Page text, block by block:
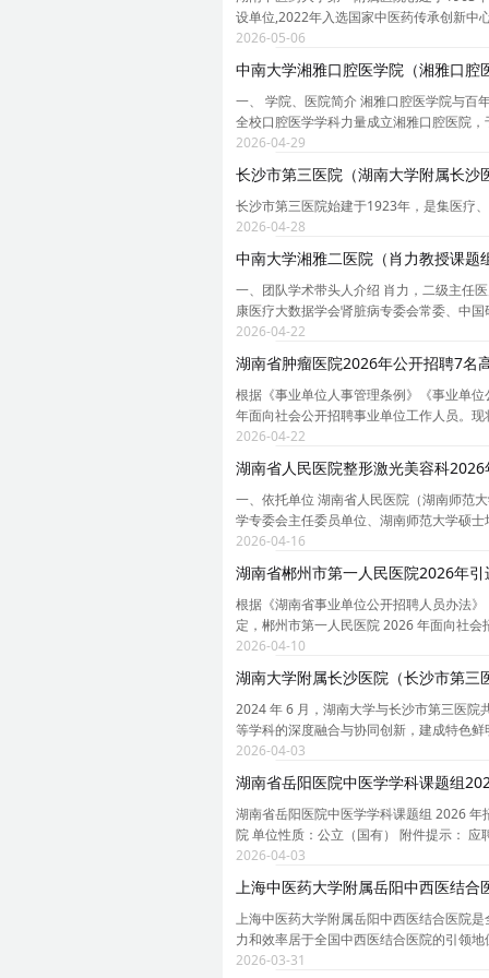
设单位,2022年入选国家中医药传承创新中
2026-05-06
中南大学湘雅口腔医学院（湘雅口腔
一、 学院、医院简介 湘雅口腔医学院与百
全校口腔医学学科力量成立湘雅口腔医院
2026-04-29
长沙市第三医院（湖南大学附属长
长沙市第三医院始建于1923年，是集医疗
2026-04-28
中南大学湘雅二医院（肖力教授课题
一、团队学术带头人介绍 肖力，二级主任
康医疗大数据学会肾脏病专委会常委、中
2026-04-22
湖南省肿瘤医院2026年公开招聘7名
根据《事业单位人事管理条例》《事业单
年面向社会公开招聘事业单位工作人员。
2026-04-22
湖南省人民医院整形激光美容科
一、依托单位 湖南省人民医院（湖南师范
学专委会主任委员单位、湖南师范大学硕
2026-04-16
湖南省郴州市第一人民医院2026年
根据《湖南省事业单位公开招聘人员办法
定，郴州市第一人民医院 2026 年面向社
2026-04-10
湖南大学附属长沙医院（长沙市第
2024 年 6 月，湖南大学与长沙市第三医院
等学科的深度融合与协同创新，建成特色
2026-04-03
湖南省岳阳医院中医学学科课题组
湖南省岳阳医院中医学学科课题组 2026
院 单位性质：公立（国有） 附件提示：
2026-04-03
上海中医药大学附属岳阳中西医结
上海中医药大学附属岳阳中西医结合医院
力和效率居于全国中西医结合医院的引领
2026-03-31